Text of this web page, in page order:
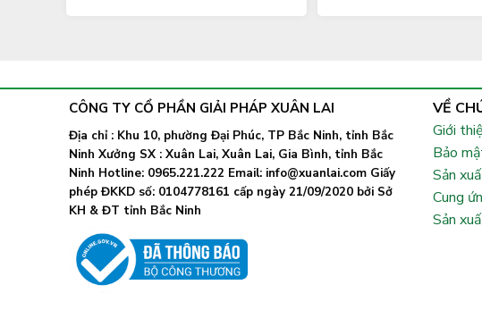
CÔNG TY CỔ PHẦN GIẢI PHÁP XUÂN LAI
Địa chỉ : Khu 10, phường Đại Phúc, TP Bắc Ninh, tỉnh Bắc
Ninh Xưởng SX : Xuân Lai, Xuân Lai, Gia Bình, tỉnh Bắc
Ninh Hotline: 0965.221.222 Email: info@xuanlai.com Giấy
phép ĐKKD số: 0104778161 cấp ngày 21/09/2020 bởi Sở
KH & ĐT tỉnh Bắc Ninh
VỀ
Giới
Bảo
Sản
Cung
Sản